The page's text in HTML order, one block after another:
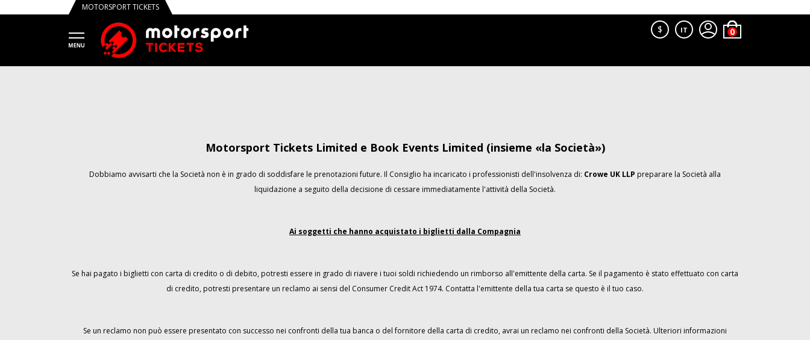
MOTORSPORT TICKETS
$ IT
Motorsport Tickets Limited e Book Events Limited (insieme «la Società»)
Dobbiamo avvisarti che la Società non è in grado di soddisfare le prenotazioni future. Il Consiglio ha incaricato i professionisti dell'insolvenza di: Crowe UK LLP preparare la Società alla
liquidazione a seguito della decisione di cessare immediatamente l'attività della Società.
Ai soggetti che hanno acquistato i biglietti dalla Compagnia
Se hai pagato i biglietti con carta di credito o di debito, potresti essere in grado di riavere i tuoi soldi richiedendo un rimborso all'emittente della carta. Se il pagamento è stato effettuato con carta
di credito, potresti presentare un reclamo ai sensi del Consumer Credit Act 1974. Contatta l'emittente della tua carta se questo è il tuo caso.
Se un reclamo non può essere presentato con successo nei confronti della tua banca o del fornitore della carta di credito, avrai un reclamo nei confronti della Società. Ulteriori informazioni